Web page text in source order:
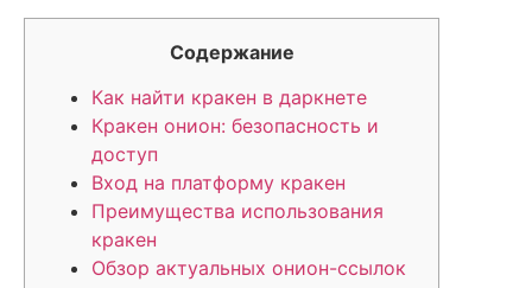
Содержание
Как найти кракен в даркнете
Кракен онион: безопасность и
доступ
Вход на платформу кракен
Преимущества использования
кракен
Обзор актуальных онион-ссылок